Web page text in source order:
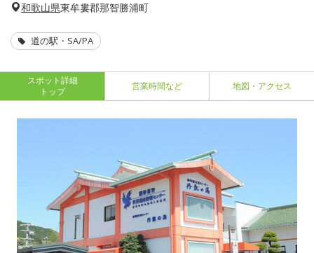
和歌山県東牟婁郡那智勝浦町
道の駅・SA/PA
スポット詳細
トップ
営業時間など 地図・アクセス